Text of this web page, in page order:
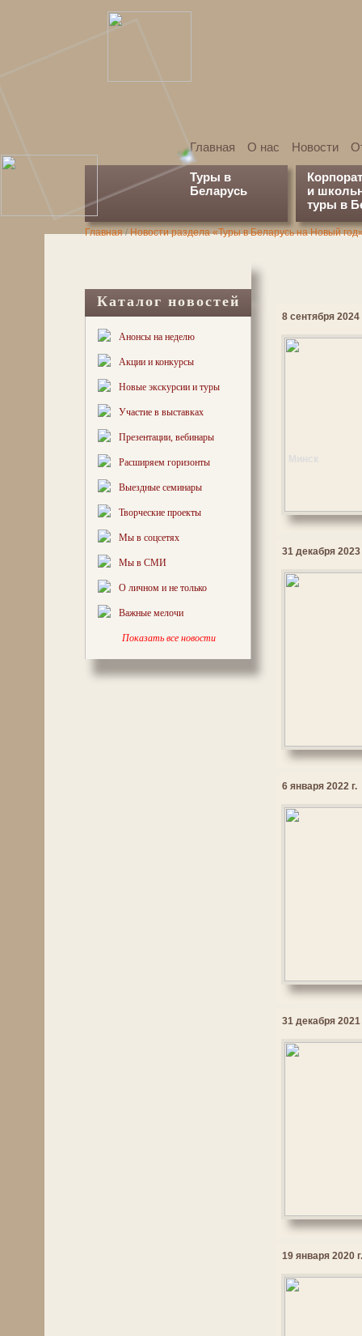
Главная О нас Новости
Туры в
Беларусь
и
туры в
Главная/Новости раздела «Туры в Беларусь на Новый
Каталог новостей
Анонсы на неделю
Акции и конкурсы
Новые экскурсии и туры
Участие в выставках
Презентации, вебинары
Расширяем горизонты
Выездные семинары
Творческие проекты
Мы в соцсетях
Мы в СМИ
О личном и не только
Важные мелочи
Показать все новости
8 сентября 2024
31 декабря 2023
6 января 2022 г.
31 декабря 2021
19 января 2020 г.